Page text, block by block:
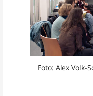
Foto: Alex Volk-